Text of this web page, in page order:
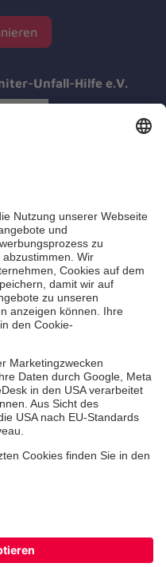
Unfall-Hilfe e.V.
Kurse
Barrierefreiheit